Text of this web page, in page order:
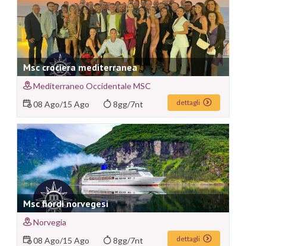
Msc crociera mediterranea
Mediterraneo Occidentale MSC
08 Ago/15 Ago 8gg/7nt dettagli
Msc fiordi norvegesi
Norvegia
08 Ago/15 Ago 8gg/7nt dettagli